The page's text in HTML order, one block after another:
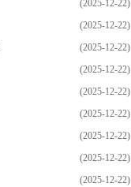
(2025-12-22)
(2025-12-22)
(2025-12-22)
(2025-12-22)
(2025-12-22)
(2025-12-22)
(2025-12-22)
(2025-12-22)
(2025-12-22)